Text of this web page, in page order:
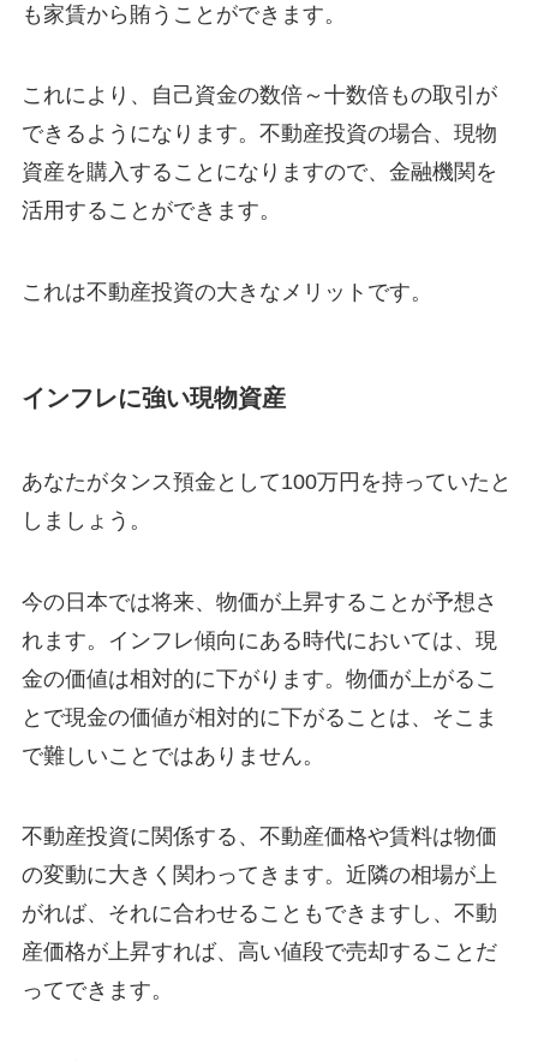
も家賃から賄うことができます。
これにより、自己資金の数倍～十数倍もの取引が
できるようになります。不動産投資の場合、現物
資産を購入することになりますので、金融機関を
活用することができます。
これは不動産投資の大きなメリットです。
インフレに強い現物資産
あなたがタンス預金として100万円を持っていたと
しましょう。
今の日本では将来、物価が上昇することが予想さ
れます。インフレ傾向にある時代においては、現
金の価値は相対的に下がります。物価が上がるこ
とで現金の価値が相対的に下がることは、そこま
で難しいことではありません。
不動産投資に関係する、不動産価格や賃料は物価
の変動に大きく関わってきます。近隣の相場が上
がれば、それに合わせることもできますし、不動
産価格が上昇すれば、高い値段で売却することだ
ってできます。